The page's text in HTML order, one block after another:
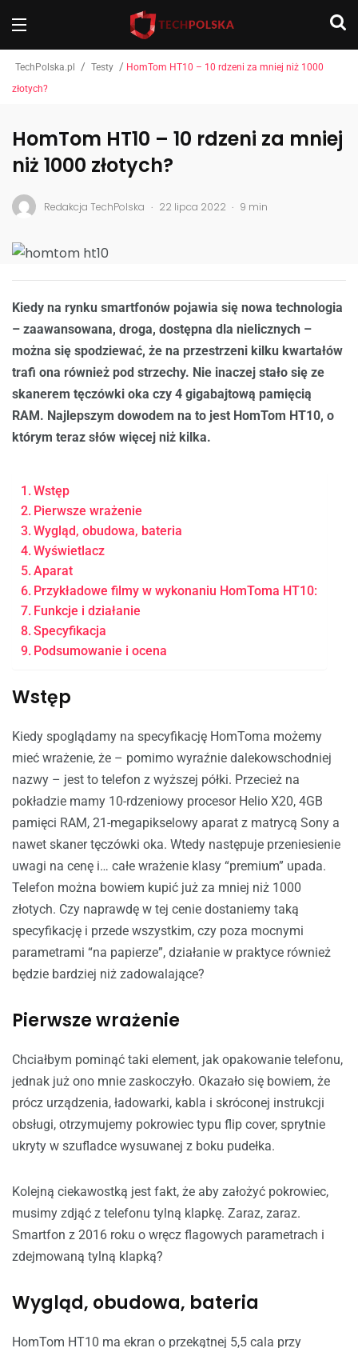
TechPolska.pl / Testy / HomTom HT10 – 10 rdzeni za mniej niż 1000
złotych?
HomTom HT10 – 10 rdzeni za mniej
niż 1000 złotych?
Redakcja TechPolska . 22 lipca 2022 . 9 min
Kiedy na rynku smartfonów pojawia się nowa technologia
– zaawansowana, droga, dostępna dla nielicznych –
można się spodziewać, że na przestrzeni kilku kwartałów
trafi ona również pod strzechy. Nie inaczej stało się ze
skanerem tęczówki oka czy 4 gigabajtową pamięcią
RAM. Najlepszym dowodem na to jest HomTom HT10, o
którym teraz słów więcej niż kilka.
Wstęp
Pierwsze wrażenie
Wygląd, obudowa, bateria
Wyświetlacz
Aparat
Przykładowe filmy w wykonaniu HomToma HT10:
Funkcje i działanie
Specyfikacja
Podsumowanie i ocena
Wstęp
Kiedy spoglądamy na specyfikację HomToma możemy
mieć wrażenie, że – pomimo wyraźnie dalekowschodniej
nazwy – jest to telefon z wyższej półki. Przecież na
pokładzie mamy 10-rdzeniowy procesor Helio X20, 4GB
pamięci RAM, 21-megapikselowy aparat z matrycą Sony a
nawet skaner tęczówki oka. Wtedy następuje przeniesienie
uwagi na cenę i… całe wrażenie klasy “premium” upada.
Telefon można bowiem kupić już za mniej niż 1000
złotych. Czy naprawdę w tej cenie dostaniemy taką
specyfikację i przede wszystkim, czy poza mocnymi
parametrami “na papierze”, działanie w praktyce również
będzie bardziej niż zadowalające?
Pierwsze wrażenie
Chciałbym pominąć taki element, jak opakowanie telefonu,
jednak już ono mnie zaskoczyło. Okazało się bowiem, że
prócz urządzenia, ładowarki, kabla i skróconej instrukcji
obsługi, otrzymujemy pokrowiec typu flip cover, sprytnie
ukryty w szufladce wysuwanej z boku pudełka.
Kolejną ciekawostką jest fakt, że aby założyć pokrowiec,
musimy zdjąć z telefonu tylną klapkę. Zaraz, zaraz.
Smartfon z 2016 roku o wręcz flagowych parametrach i
zdejmowaną tylną klapką?
Wygląd, obudowa, bateria
HomTom HT10 ma ekran o przekątnej 5,5 cala przy